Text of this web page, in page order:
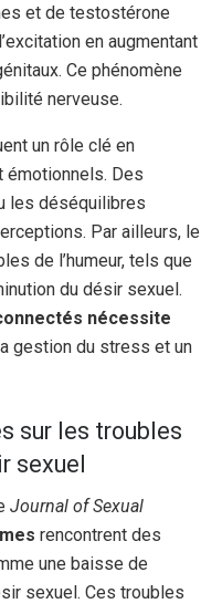
et de testostérone
en augmentant
Ce phénomène
nerveuse.
un rôle clé en
Des
les déséquilibres
Par ailleurs, le
de l’humeur, tels que
du désir sexuel.
nécessite
gestion du stress et un
sur les troubles
sexuel
Journal of Sexual
rencontrent des
une baisse de
sexuel. Ces troubles